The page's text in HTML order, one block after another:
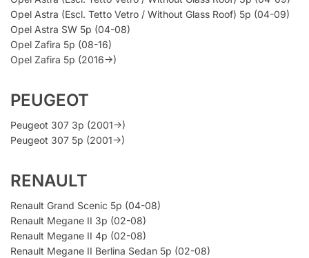
Opel Astra (Escl. Tetto Vetro / Without Glass Roof) 5p (04-09)
Opel Astra SW 5p (04-08)
Opel Zafira 5p (08-16)
Opel Zafira 5p (2016->)
PEUGEOT
Peugeot 307 3p (2001->)
Peugeot 307 5p (2001->)
RENAULT
Renault Grand Scenic 5p (04-08)
Renault Megane II 3p (02-08)
Renault Megane II 4p (02-08)
Renault Megane II Berlina Sedan 5p (02-08)